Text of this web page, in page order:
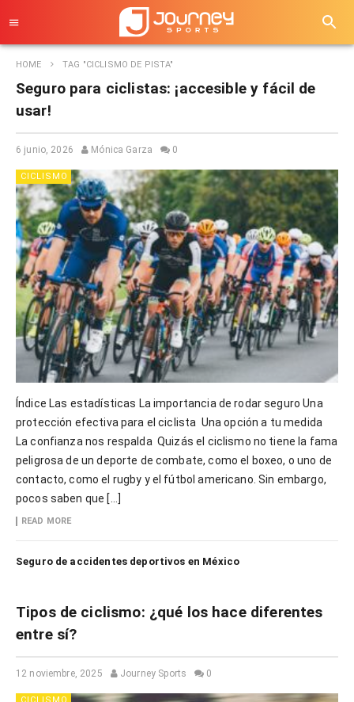
HOME TAG "CICLISMO DE PISTA"
Seguro para ciclistas: ¡accesible y fácil de
usar!
6 junio, 2026 Mónica Garza 0
CICLISMO
Índice Las estadísticas La importancia de rodar seguro Una
protección efectiva para el ciclista Una opción a tu medida
La confianza nos respalda Quizás el ciclismo no tiene la fama
peligrosa de un deporte de combate, como el boxeo, o uno de
contacto, como el rugby y el fútbol americano. Sin embargo,
pocos saben que […]
READ MORE
Seguro de accidentes deportivos en México
Tipos de ciclismo: ¿qué los hace diferentes
entre sí?
12 noviembre, 2025 Journey Sports 0